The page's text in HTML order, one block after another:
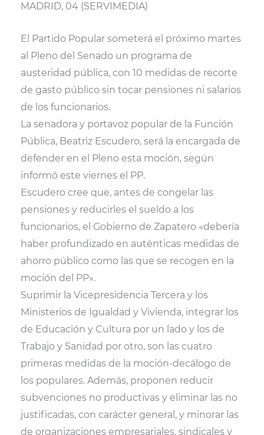
w
t
e
r
e
o
k
p
p
MADRID, 04 (SERVIMEDIA)
El Partido Popular someterá el próximo martes
al Pleno del Senado un programa de
austeridad pública, con 10 medidas de recorte
de gasto público sin tocar pensiones ni salarios
de los funcionarios.
La senadora y portavoz popular de la Función
Pública, Beatriz Escudero, será la encargada de
defender en el Pleno esta moción, según
informó este viernes el PP.
Escudero cree que, antes de congelar las
pensiones y reducirles el sueldo a los
funcionarios, el Gobierno de Zapatero «debería
haber profundizado en auténticas medidas de
ahorro público como las que se recogen en la
moción del PP».
Suprimir la Vicepresidencia Tercera y los
Ministerios de Igualdad y Vivienda, integrar los
de Educación y Cultura por un lado y los de
Trabajo y Sanidad por otro, son las cuatro
primeras medidas de la moción-decálogo de
los populares. Además, proponen reducir
subvenciones no productivas y eliminar las no
justificadas, con carácter general, y minorar las
de organizaciones empresariales, sindicales y